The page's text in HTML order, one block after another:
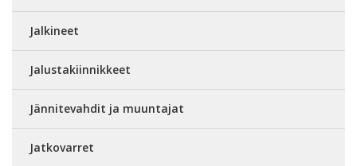
Jalkineet
Jalustakiinnikkeet
Jännitevahdit ja muuntajat
Jatkovarret